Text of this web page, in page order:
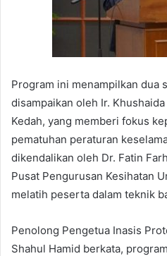
Program ini menampilkan dua
disampaikan oleh Ir.
Kedah, yang memberi fokus
pematuhan peraturan
dikendalikan oleh Dr. Fatin
Pusat Pengurusan Kesihatan
melatih peserta dalam teknik
Penolong Pengetua Inasis
Shahul Hamid berkata,